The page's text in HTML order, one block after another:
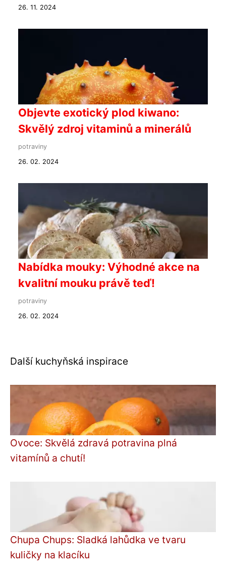
26. 11. 2024
Objevte exotický plod kiwano:
Skvělý zdroj vitaminů a minerálů
potraviny
26. 02. 2024
Nabídka mouky: Výhodné akce na
kvalitní mouku právě teď!
potraviny
26. 02. 2024
Další kuchyňská inspirace
Ovoce: Skvělá zdravá potravina plná
vitamínů a chutí!
Chupa Chups: Sladká lahůdka ve tvaru
kuličky na klacíku